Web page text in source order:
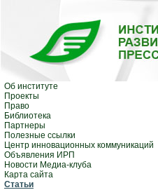
Об институте
Проекты
Право
Библиотека
Партнеры
Полезные ссылки
Центр инновационных коммуникаций
Объявления ИРП
Новости Медиа-клуба
Карта сайта
Статьи